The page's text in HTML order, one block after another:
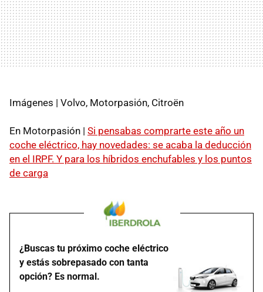
Imágenes | Volvo, Motorpasión, Citroën
En Motorpasión | Si pensabas comprarte este año un
coche eléctrico, hay novedades: se acaba la deducción
en el IRPF. Y para los híbridos enchufables y los puntos
de carga
¿Buscas tu próximo coche eléctrico
y estás sobrepasado con tanta
opción? Es normal.